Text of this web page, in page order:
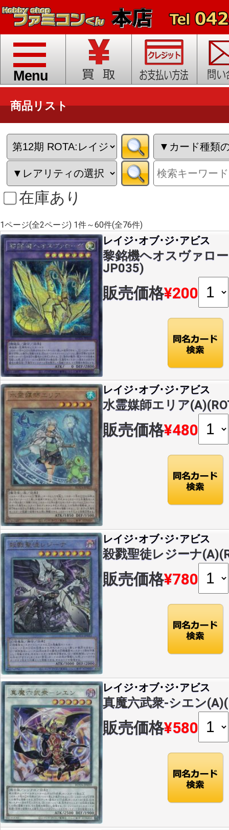
toggle
navigation
Menu
商品リスト
在庫あり
1ページ(全2ページ) 1件～60件(全76件)
レイジ･オブ･ジ･アビス
黎銘機ヘオスヴァロ
JP035)
販売価格¥200
レイジ･オブ･ジ･アビス
水霊媒師エリア
販売価格¥480
レイジ･オブ･ジ･アビス
殺戮聖徒レジーナ
販売価格¥780
レイジ･オブ･ジ･アビス
真魔六武衆-シエン
販売価格¥580